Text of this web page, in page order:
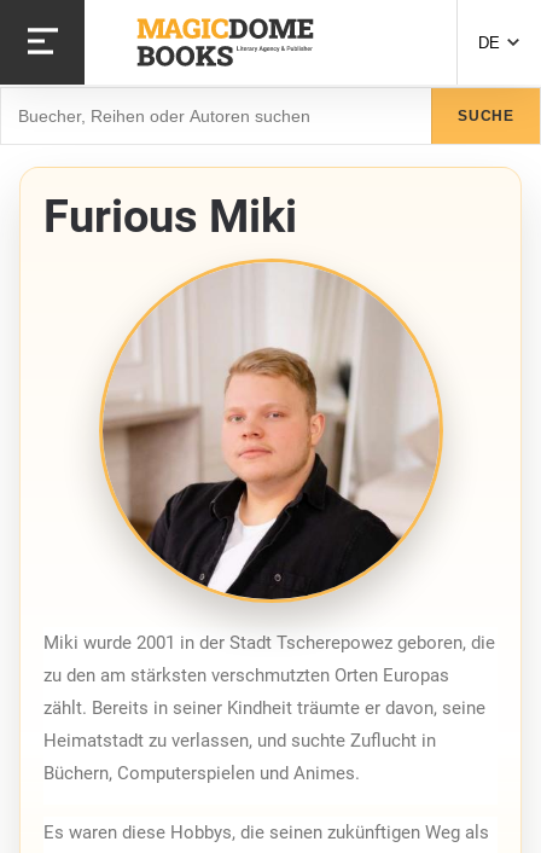
DE
SUCHE
Furious Miki
Miki wurde 2001 in der Stadt Tscherepowez geboren, die
zu den am stärksten verschmutzten Orten Europas
zählt. Bereits in seiner Kindheit träumte er davon, seine
Heimatstadt zu verlassen, und suchte Zuflucht in
Büchern, Computerspielen und Animes.
Es waren diese Hobbys, die seinen zukünftigen Weg als